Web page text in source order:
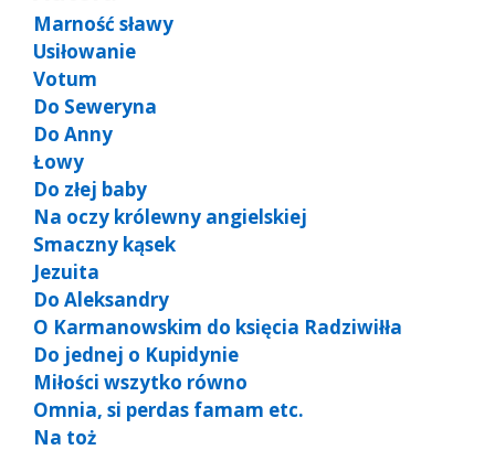
Marność sławy
Usiłowanie
Votum
Do Seweryna
Do Anny
Łowy
Do złej baby
Na oczy królewny angielskiej
Smaczny kąsek
Jezuita
Do Aleksandry
O Karmanowskim do księcia Radziwiłła
Do jednej o Kupidynie
Miłości wszytko równo
Omnia, si perdas famam etc.
Na toż